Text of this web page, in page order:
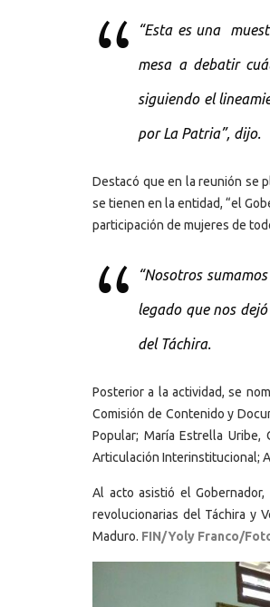
“Esta es una
mesa a debatir
siguiendo el
por La Patria”, dijo.
Destacó que en la reunión se
se tienen en la entidad, “el
participación de mujeres de
“Nosotros
legado que nos
del Táchira.
Posterior a la actividad, se
Comisión de Contenido y
Popular; María Estrella Uribe,
Articulación Interinstitucional;
Al acto asistió el
revolucionarias del Táchira y
Maduro. FIN/Yoly Franco/